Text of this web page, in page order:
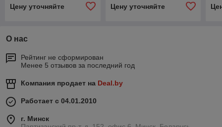
Цену уточняйте
Цену уточняйте
О нас
Рейтинг не сформирован
Менее 5 отзывов за последний год
Компания продает на Deal.by
Работает с 04.01.2010
г. Минск